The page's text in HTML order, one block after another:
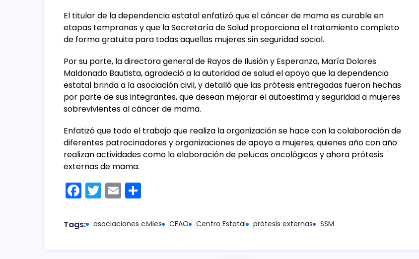
El titular de la dependencia estatal enfatizó que el cáncer de mama es curable en
etapas tempranas y que la Secretaría de Salud proporciona el tratamiento completo
de forma gratuita para todas aquellas mujeres sin seguridad social.
Por su parte, la directora general de Rayos de Ilusión y Esperanza, María Dolores
Maldonado Bautista, agradeció a la autoridad de salud el apoyo que la dependencia
estatal brinda a la asociación civil, y detalló que las prótesis entregadas fueron hechas
por parte de sus integrantes, que desean mejorar el autoestima y seguridad a mujeres
sobrevivientes al cáncer de mama.
Enfatizó que todo el trabajo que realiza la organización se hace con la colaboración de
diferentes patrocinadores y organizaciones de apoyo a mujeres, quienes año con año
realizan actividades como la elaboración de pelucas oncológicas y ahora prótesis
externas de mama.
F
a
c
T
w
itt
E
m
ai m
Tags: asociaciones civiles CEAO Centro Estatal prótesis externas SSM